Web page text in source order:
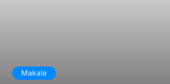
Makale